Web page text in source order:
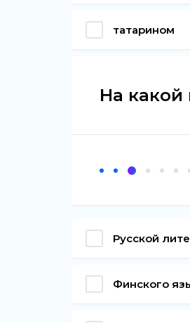
татарином
На какой
Русской
Финского